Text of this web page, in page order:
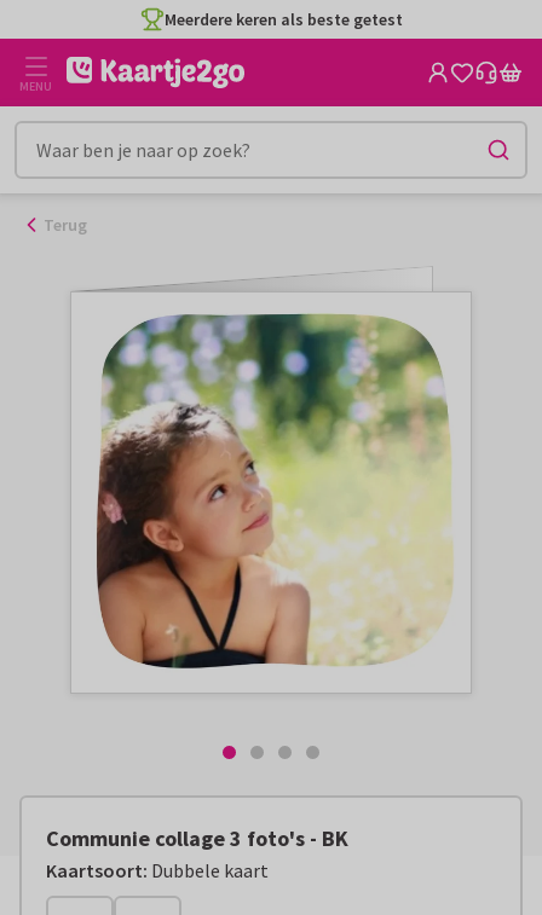
naar
inhoud
Meerdere keren als beste getest
MENU
Terug
Communie collage 3 foto's - BK
Kaartsoort: Dubbele kaart